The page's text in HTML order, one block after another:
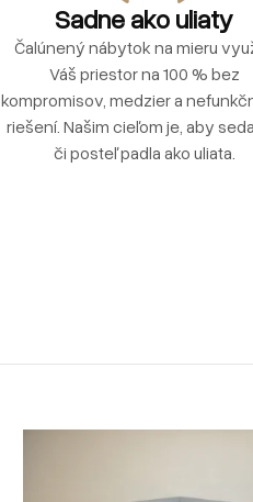
Sadne ako uliaty
Čalúnený nábytok na mieru
Váš priestor na 100 % bez
kompromisov, medzier a
riešení. Našim cieľom je, aby
či posteľ padla ako uliata.